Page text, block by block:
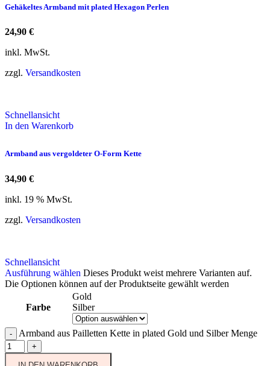
Gehäkeltes Armband mit plated Hexagon Perlen
24,90 €
inkl. MwSt.
zzgl. Versandkosten
Schnellansicht
In den Warenkorb
Armband aus vergoldeter O-Form Kette
34,90 €
inkl. 19 % MwSt.
zzgl. Versandkosten
Schnellansicht
Ausführung wählen Dieses Produkt weist mehrere Varianten auf.
Die Optionen können auf der Produktseite gewählt werden
Farbe
Gold
Silber
- Armband aus Pailletten Kette in plated Gold und Silber Menge
+